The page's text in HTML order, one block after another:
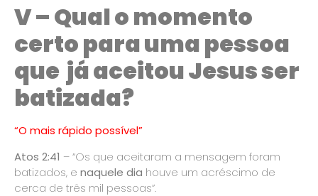
V – Qual o momento
certo para uma pessoa
que já aceitou Jesus ser
batizada?
“O mais rápido possível”
Atos 2:41 – “Os que aceitaram a mensagem foram
batizados, e naquele dia houve um acréscimo de
cerca de três mil pessoas”.